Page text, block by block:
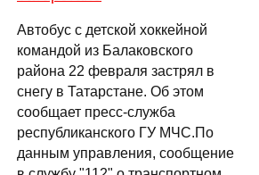
Автобус с детской хоккейной
командой из Балаковского
района 22 февраля застрял в
снегу в Татарстане. Об этом
сообщает пресс-служба
республиканского ГУ МЧС.По
данным управления, сообщение